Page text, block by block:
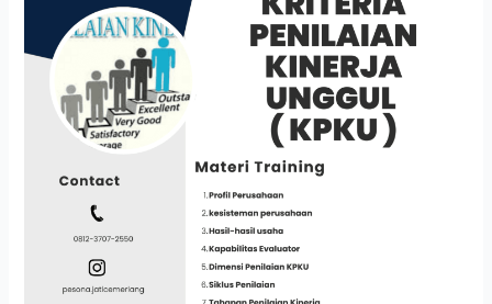
PENILAIAN
KINERJA
UNGGUL
KPKU